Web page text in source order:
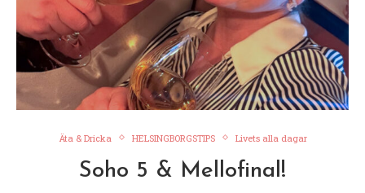
Äta & Dricka HELSINGBORGSTIPS Livets alla dagar
Soho 5 & Mellofinal!